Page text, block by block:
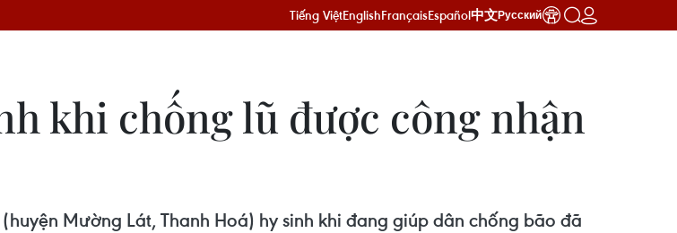
Tiếng ViệtEnglishFrançaisEspañol中文Русский
khi chống lũ được công nhận
Mường Lát, Thanh Hoá) hy sinh khi đang giúp dân chống bão đã